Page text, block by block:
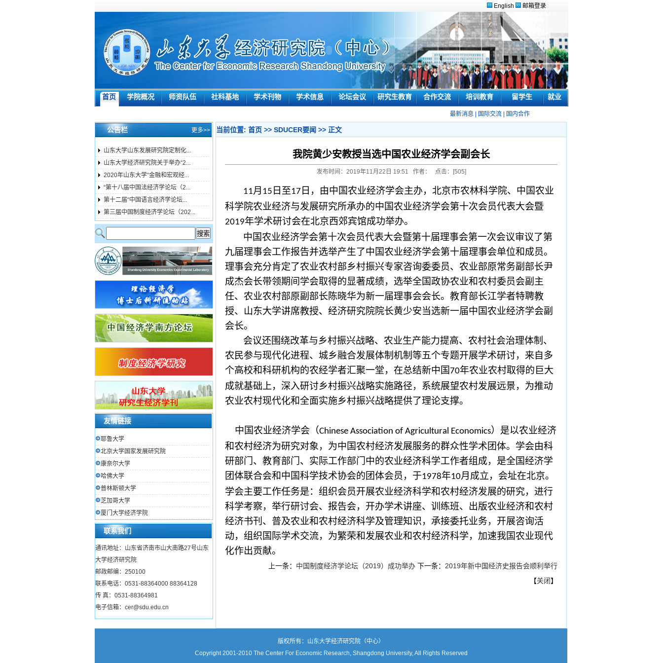
English 邮箱登录
首页 学院概况 师资队伍 社科基地 学术刊物 学术信息 论坛会议 研究生教育 合作交流 培训教育 留学生 就业
最新消息 国际交流 国内合作
公告栏 更多>>
山东大学山东发展研究院定制化...
山东大学经济研究院关于举办“2...
2020年山东大学“金融和宏观经...
“第十八届中国法经济学论坛（2...
第十二届“中国语言经济学论坛...
第三届中国制度经济学论坛（202...
友情链接
耶鲁大学
北京大学国家发展研究院
康奈尔大学
哈佛大学
普林斯顿大学
芝加哥大学
厦门大学经济学院
联系我们
通讯地址：山东省济南市山大南路27号山东
大学经济研究院
邮政邮编：250100
联系电话：0531-88364000 88364128
传 真：0531-88364981
电子信箱：cer@sdu.edu.cn
当前位置: 首页 >> SDUCER要闻 >> 正文
我院黄少安教授当选中国农业经济学会副会长
发布时间：2019年11月22日 19:51 作者： 点击：[505]
11月 15 日至17 日，由中国农业经济学会主办，北京市农林科学院、中国农业
科学院农业经济与发展研究所承办的中国农业经济学会第十次会员代表大会暨
2019年学术研讨会在北京西郊宾馆成功举办。
中国农业经济学会第十次会员代表大会暨第十届理事会第一次会议审议了第
九届理事会工作报告并选举产生了中国农业经济学会第十届理事会单位和成员。
理事会充分肯定了农业农村部乡村振兴专家咨询委委员、农业部原常务副部长尹
成杰会长带领期间学会取得的显著成绩，选举全国政协农业和农村委员会副主
任、农业农村部原副部长陈晓华为新一届理事会会长。教育部长江学者特聘教
授、山东大学讲席教授、经济研究院院长黄少安当选新一届中国农业经济学会副
会长。
会议还围绕改革与乡村振兴战略、农业生产能力提高、农村社会治理体制、
农民参与现代化进程、城乡融合发展体制机制等五个专题开展学术研讨，来自多
个高校和科研机构的农经学者汇聚一堂，在总结新中国 70年农业农村取得的巨大
成就基础上，深入研讨乡村振兴战略实施路径，系统展望农村发展远景，为推动
农业农村现代化和全面实施乡村振兴战略提供了理论支撑。
中国农业经济学会（Chinese Association of Agricultural Economics）是以农业经济
和农村经济为研究对象，为中国农村经济发展服务的群众性学术团体。学会由科
研部门、教育部门、实际工作部门中的农业经济科学工作者组成，是全国经济学
团体联合会和中国科学技术协会的团体会员，于1978年10月成立，会址在北京。
学会主要工作任务是：组织会员开展农业经济科学和农村经济发展的研究，进行
科学考察，举行研讨会、报告会，开办学术讲座、训练班、出版农业经济和农村
经济书刊、普及农业和农村经济科学及管理知识，承接委托业务，开展咨询活
动，组织国际学术交流，为繁荣和发展农业和农村经济科学，加速我国农业现代
化作出贡献。
上一条： 中国制度经济学论坛（2019）成功举办 下一条： 2019年新中国经济史报告会顺利举行
【关闭】
版权所有：山东大学经济研究院（中心）
Copyright 2001-2010 The Center For Economic Research, Shangdong University, All Rights Reserved